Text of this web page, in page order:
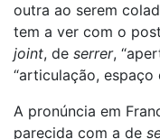
outra ao serem
tem a ver com o
joint, de serrer,
“articulação, espaço
A pronúncia em
parecida com a de